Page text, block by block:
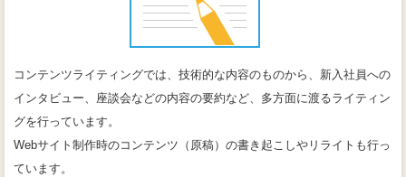
コンテンツライティングでは、技術的な内容のものから、新入社員への
インタビュー、座談会などの内容の要約など、多方面に渡るライティン
グを行っています。
Webサイト制作時のコンテンツ（原稿）の書き起こしやリライトも行っ
ています。